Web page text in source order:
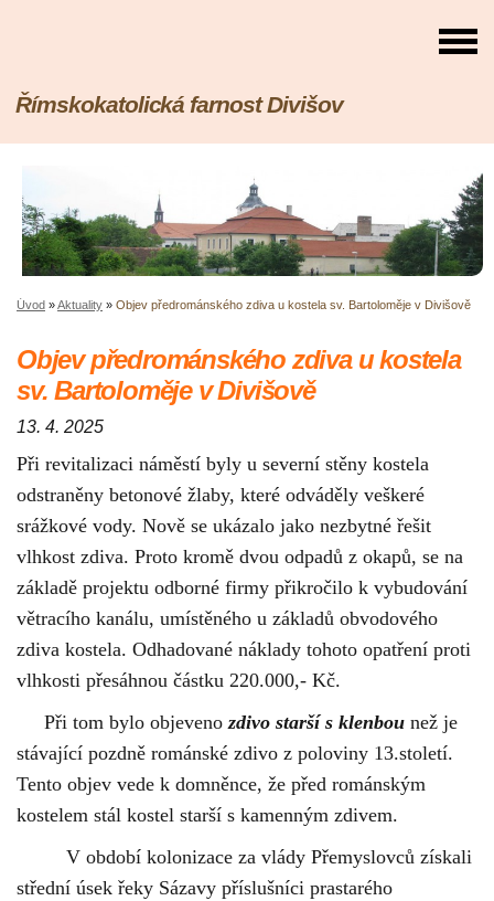
Římskokatolická farnost Divišov
Úvod »Aktuality » Objev předrománského zdiva u kostela sv. Bartoloměje v Divišově
Objev předrománského zdiva u kostela
sv. Bartoloměje v Divišově
13. 4. 2025
Při revitalizaci náměstí byly u severní stěny kostela
odstraněny betonové žlaby, které odváděly veškeré
srážkové vody. Nově se ukázalo jako nezbytné řešit
vlhkost zdiva. Proto kromě dvou odpadů z okapů, se na
základě projektu odborné firmy přikročilo k vybudování
větracího kanálu, umístěného u základů obvodového
zdiva kostela. Odhadované náklady tohoto opatření proti
vlhkosti přesáhnou částku 220.000,- Kč.
Při tom bylo objevenozdivo starší s klenbou než je
stávající pozdně románské zdivo z poloviny 13.století.
Tento objev vede k domněnce, že před románským
kostelem stál kostel starší s kamenným zdivem.
V období kolonizace za vlády Přemyslovců získali
střední úsek řeky Sázavy příslušníci prastarého